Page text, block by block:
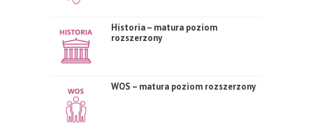
Historia – matura poziom
rozszerzony
WOS – matura poziom rozszerzony